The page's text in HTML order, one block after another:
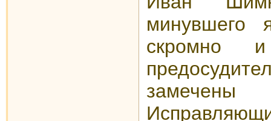
минувшего
скромно